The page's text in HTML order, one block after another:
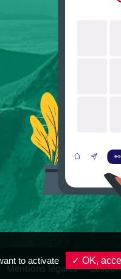
Mentions légales
to activate ✓ OK,